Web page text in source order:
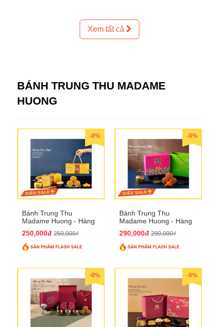
Xem tất cả
BÁNH TRUNG THU MADAME
HUONG
-0%
Bánh Trung Thu
Madame Huong - Hàng
250,000đ 250,000₫
-0%
Bánh Trung Thu
Madame Huong - Hàng
290,000đ 290,000₫
-0% -0%